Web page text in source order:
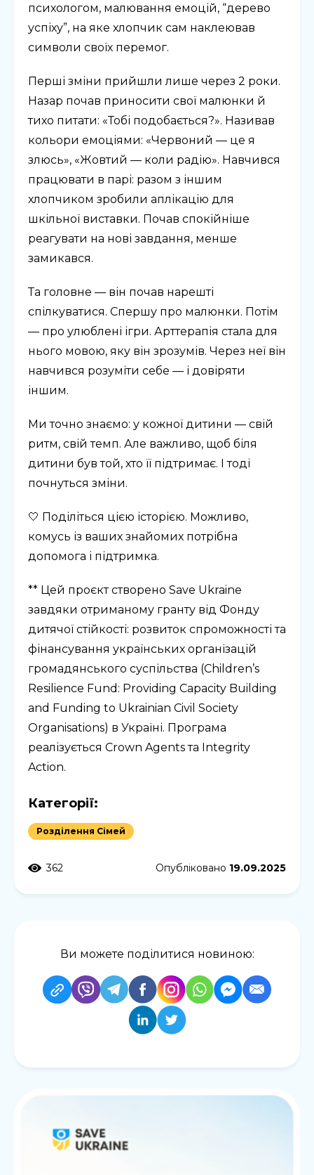
психологом, малювання емоцій, “дерево
успіху”, на яке хлопчик сам наклеював
символи своїх перемог.
Перші зміни прийшли лише через 2 роки.
Назар почав приносити свої малюнки й
тихо питати: «Тобі подобається?». Називав
кольори емоціями: «Червоний — це я
злюсь», «Жовтий — коли радію». Навчився
працювати в парі: разом з іншим
хлопчиком зробили аплікацію для
шкільної виставки. Почав спокійніше
реагувати на нові завдання, менше
замикався.
Та головне — він почав нарешті
спілкуватися. Спершу про малюнки. Потім
— про улюблені ігри. Арттерапія стала для
нього мовою, яку він зрозумів. Через неї він
навчився розуміти себе — і довіряти
іншим.
Ми точно знаємо: у кожної дитини — свій
ритм, свій темп. Але важливо, щоб біля
дитини був той, хто її підтримає. І тоді
почнуться зміни.
🤍 Поділіться цією історією. Можливо,
комусь із ваших знайомих потрібна
допомога і підтримка.
** Цей проєкт створено Save Ukraine
завдяки отриманому гранту від Фонду
дитячої стійкості: розвиток спроможності та
фінансування українських організацій
громадянського суспільства (Children’s
Resilience Fund: Providing Capacity Building
and Funding to Ukrainian Civil Society
Organisations) в Україні. Програма
реалізується Crown Agents та Integrity
Action.
Категорії:
Розділення Сімей
362 Опубліковано 19.09.2025
Ви можете поділитися новиною: